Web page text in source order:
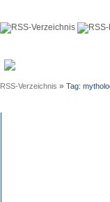
RSS-Verzeichnis » Tag: